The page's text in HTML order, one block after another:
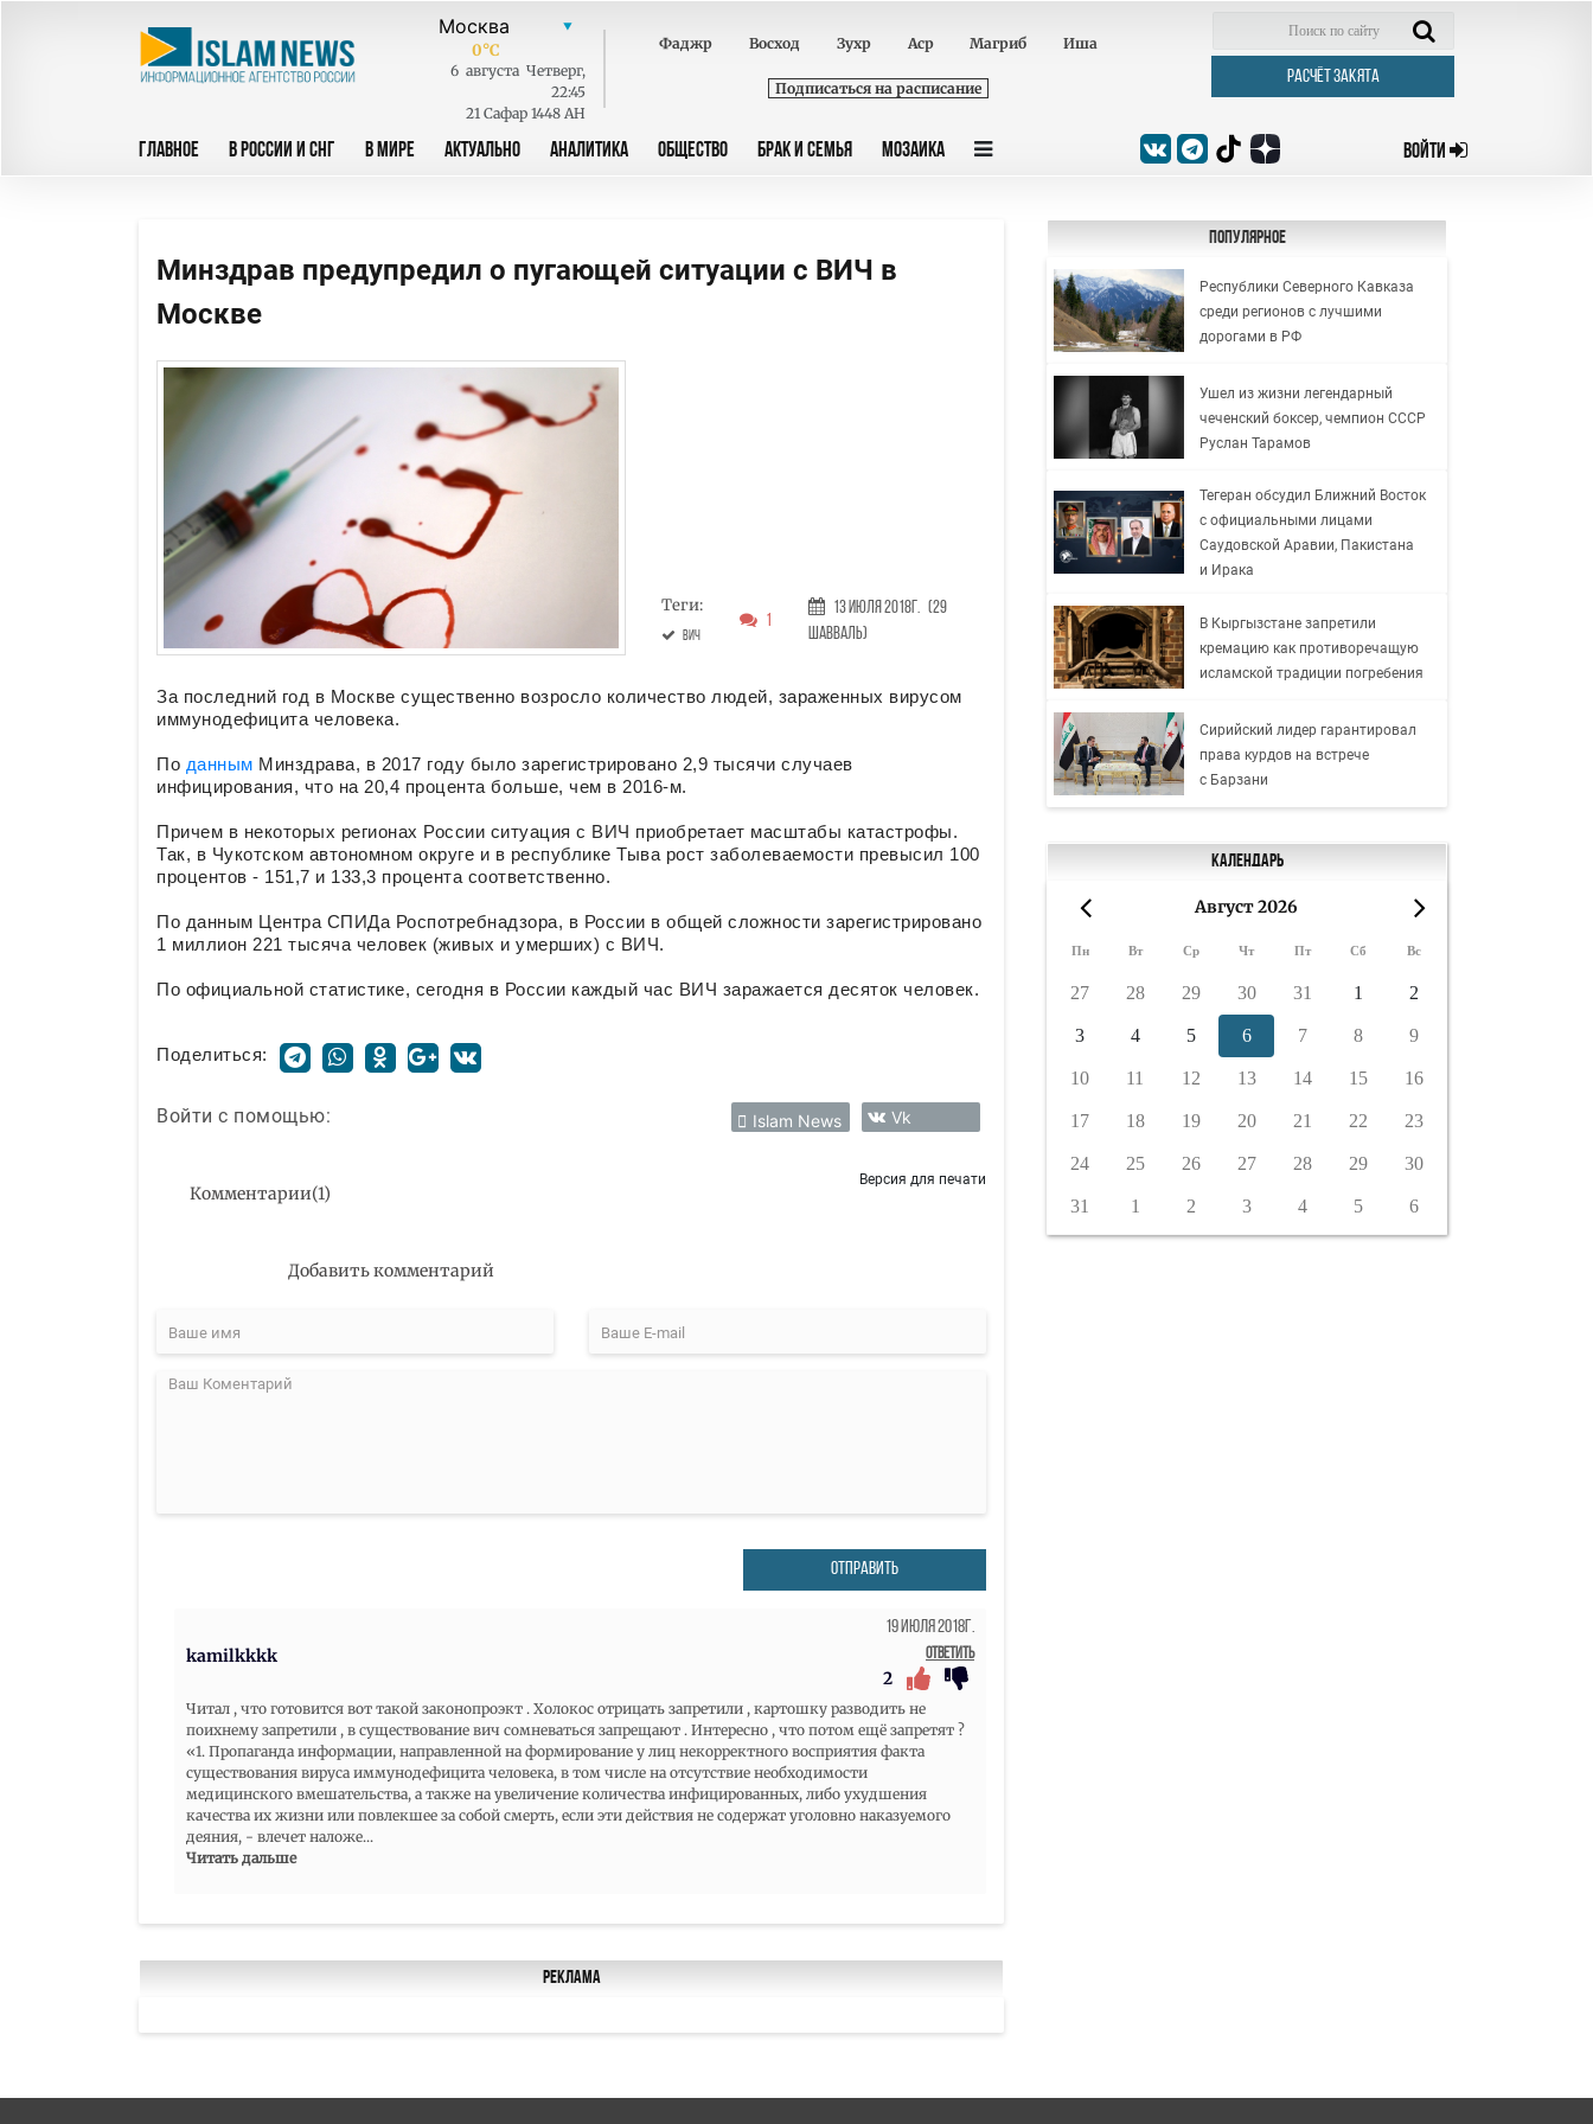
0°C
6 августа Четверг,
22:45
21 Сафар 1448 AH
Фаджр Восход Зухр Аср Магриб Иша
Подписаться на расписание
РАСЧЁТ ЗАКЯТА
ГЛАВНОЕ В РОССИИ И СНГ В МИРЕ АКТУАЛЬНО АНАЛИТИКА ОБЩЕСТВО БРАК И СЕМЬЯ МОЗАИКА ВОЙТИ
Минздрав предупредил о пугающей ситуации с ВИЧ в
Москве
Теги:
ВИЧ
1
13 Июля 2018г. (29
Шавваль)
За последний год в Москве существенно возросло количество людей, зараженных вирусом
иммунодефицита человека.
По данным Минздрава, в 2017 году было зарегистрировано 2,9 тысячи случаев
инфицирования, что на 20,4 процента больше, чем в 2016-м.
Причем в некоторых регионах России ситуация с ВИЧ приобретает масштабы катастрофы.
Так, в Чукотском автономном округе и в республике Тыва рост заболеваемости превысил 100
процентов - 151,7 и 133,3 процента соответственно.
По данным Центра СПИДа Роспотребнадзора, в России в общей сложности зарегистрировано
1 миллион 221 тысяча человек (живых и умерших) с ВИЧ.
По официальной статистике, сегодня в России каждый час ВИЧ заражается десяток человек.
Поделиться:
Войти с помощью: Islam News Vk
Комментарии(1)
Версия для печати
Добавить комментарий
ОТПРАВИТЬ
kamilkkkk
19 Июля 2018г.
Ответить
2
Читал , что готовится вот такой законопроэкт . Холокос отрицать запретили , картошку разводить не
поихнему запретили , в существование вич сомневаться запрещают . Интересно , что потом ещё запретят ?
«1. Пропаганда информации, направленной на формирование у лиц некорректного восприятия факта
существования вируса иммунодефицита человека, в том числе на отсутствие необходимости
медицинского вмешательства, а также на увеличение количества инфицированных, либо ухудшения
качества их жизни или повлекшее за собой смерть, если эти действия не содержат уголовно наказуемого
деяния, - влечет наложе...
Читать дальше
Реклама
Популярное
Республики Северного Кавказа
среди регионов с лучшими
дорогами в РФ
Ушел из жизни легендарный
чеченский боксер, чемпион СССР
Руслан Тарамов
Тегеран обсудил Ближний Восток
с официальными лицами
Саудовской Аравии, Пакистана
и Ирака
В Кыргызстане запретили
кремацию как противоречащую
исламской традиции погребения
Сирийский лидер гарантировал
права курдов на встрече
с Барзани
Календарь
Август 2026
Пн Вт Ср Чт Пт Сб Вс
27 28 29 30 31 1 2
3 4 5 6 7 8 9
10 11 12 13 14 15 16
17 18 19 20 21 22 23
24 25 26 27 28 29 30
31 1 2 3 4 5 6